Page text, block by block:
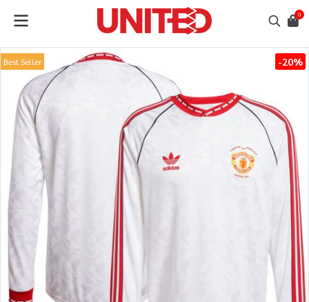
0
Best Seller -20%